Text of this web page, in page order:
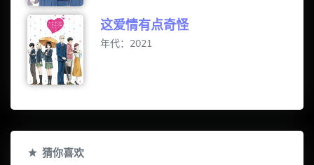
这爱情有点奇怪
年代：2021
猜你喜欢